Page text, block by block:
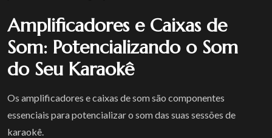
Amplificadores e Caixas de
Som: Potencializando o Som
do Seu Karaokê
Os amplificadores e caixas de som são componentes
essenciais para potencializar o som das suas sessões de
karaokê.